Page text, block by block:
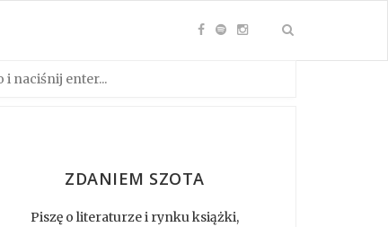
ZDANIEM SZOTA
Piszę o literaturze i rynku książki,